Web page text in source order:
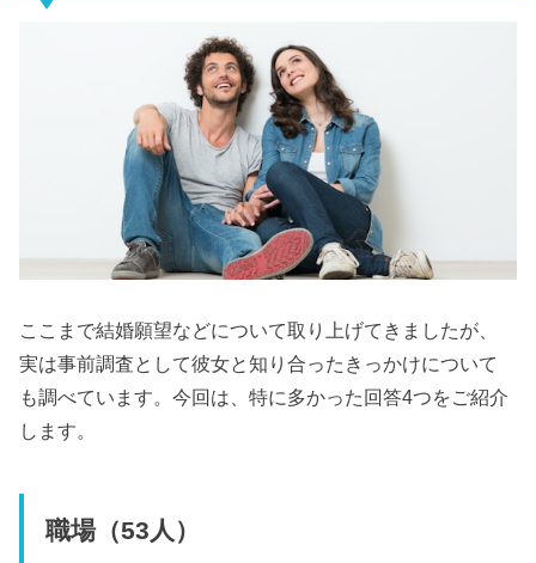
ここまで結婚願望などについて取り上げてきましたが、
実は事前調査として彼女と知り合ったきっかけについて
も調べています。今回は、特に多かった回答4つをご紹介
します。
職場（53人）